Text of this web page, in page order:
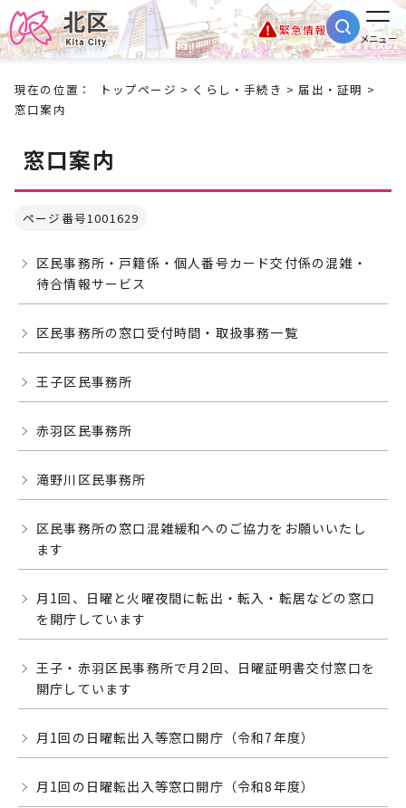
緊急情報
メニュー
現在の位置： トップページ > くらし・手続き >届出・証明 >
窓口案内
窓口案内
ページ番号1001629
区民事務所・戸籍係・個人番号カード交付係の混雑・
待合情報サービス
区民事務所の窓口受付時間・取扱事務一覧
王子区民事務所
赤羽区民事務所
滝野川区民事務所
区民事務所の窓口混雑緩和へのご協力をお願いいたし
ます
月1回、日曜と火曜夜間に転出・転入・転居などの窓口
を開庁しています
王子・赤羽区民事務所で月2回、日曜証明書交付窓口を
開庁しています
月1回の日曜転出入等窓口開庁（令和7年度）
月1回の日曜転出入等窓口開庁（令和8年度）